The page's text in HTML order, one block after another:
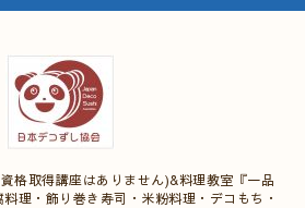
格取得講座はありません)&料理教室『一品
理・飾り巻き寿司・米粉料理・デコもち・